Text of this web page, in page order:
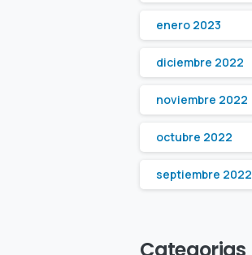
enero 2023
diciembre 2022
noviembre 2022
octubre 2022
septiembre 2022